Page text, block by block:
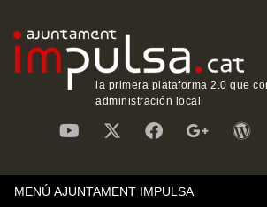
la primera plataforma 2.0 que
administración local
MENÚ AJUNTAMENT IMPULSA